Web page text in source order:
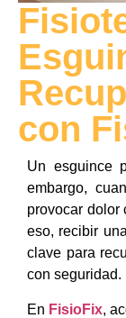
con
Un esguince
embargo,
provocar dolor
eso, recibir
clave para
con seguridad.
En FisioFix,